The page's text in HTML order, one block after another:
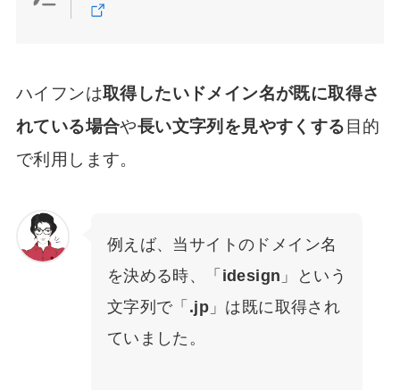
ハイフンは取得したいドメイン名が既に取得さ
れている場合や長い文字列を見やすくする 目的
で利用します。
例えば、当サイトのドメイン名
を決める時、「 idesign 」という
文字列で「 .jp 」は既に取得され
ていました。